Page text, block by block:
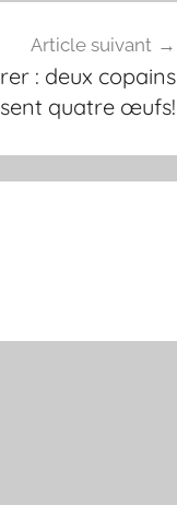
Article suivant
: deux copains
quatre œufs!